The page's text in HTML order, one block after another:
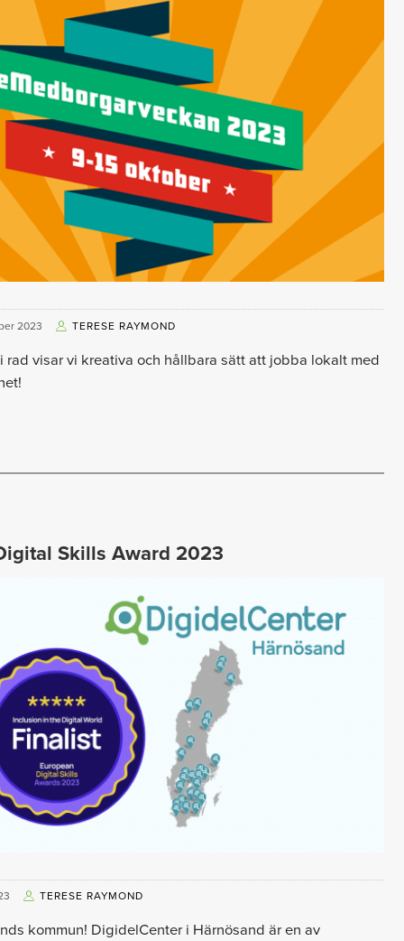
2023 TERESE RAYMOND
rad visar vi kreativa och hållbara sätt att jobba lokalt med
Skills Award 2023
TERESE RAYMOND
kommun! DigidelCenter i Härnösand är en av